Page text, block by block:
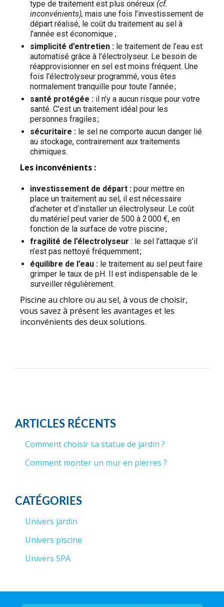
type de traitement est plus onéreux (cf.
inconvénients), mais une fois l’investissement de
départ réalisé, le coût du traitement au sel à
l’année est économique ;
simplicité d’entretien : le traitement de l’eau est
automatisé grâce à l’électrolyseur. Le besoin de
réapprovisionner en sel est moins fréquent. Une
fois l’électrolyseur programmé, vous êtes
normalement tranquille pour toute l’année ;
santé protégée : il n’y a aucun risque pour votre
santé. C’est un traitement idéal pour les
personnes fragiles ;
sécuritaire : le sel ne comporte aucun danger lié
au stockage, contrairement aux traitements
chimiques.
Les inconvénients :
investissement de départ : pour mettre en
place un traitement au sel, il est nécessaire
d’acheter et d’installer un électrolyseur. Le coût
du matériel peut varier de 500 à 2 000 €, en
fonction de la surface de votre piscine ;
fragilité de l’électrolyseur : le sel l’attaque s’il
n’est pas nettoyé fréquemment ;
équilibre de l’eau : le traitement au sel peut faire
grimper le taux de pH. Il est indispensable de le
surveiller régulièrement.
Piscine au chlore ou au sel, à vous de choisir,
vous savez à présent les avantages et les
inconvénients des deux solutions.
ARTICLES RÉCENTS
Comment choisir sa statue de jardin ?
Comment monter un mur en pierres ?
CATÉGORIES
Univers jardin
Univers piscine
Univers SPA